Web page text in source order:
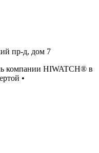
пр-д, дом 7
компании HIWATCH® в
•